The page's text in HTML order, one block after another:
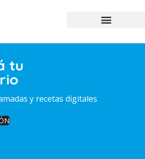
tu
y recetas digitales